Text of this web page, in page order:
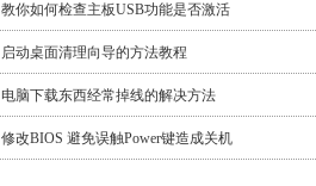
教你如何检查主板USB功能是否激活
启动桌面清理向导的方法教程
电脑下载东西经常掉线的解决方法
修改BIOS 避免误触Power键造成关机